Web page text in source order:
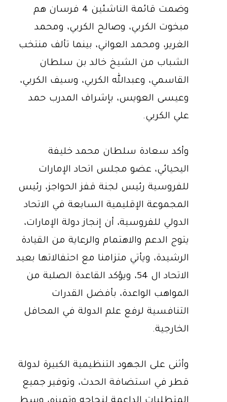
وضمت قائمة الناشئين 4 فرسان هم
مبخوت الكربي، وصالح الكربي، ومحمد
الغرير، ومحمد العواني، بينما تألف منتخب
الشباب من الشيخ خالد بن سلطان
القاسمي، وعبدالله الكربي، وسيف الكربي،
وعيسى العويس، بإشراف المدرب حمد
علي الكربي.
وأكد سعادة سلطان محمد خليفة
اليحيائي، عضو مجلس اتحاد الإمارات
للفروسية رئيس لجنة قفز الحواجز، رئيس
المجموعة الإقليمية السابعة في الاتحاد
الدولي للفروسية، أن إنجاز دولة الإمارات،
يتوج الدعم والاهتمام والرعاية من القيادة
الرشيدة، ويأتي متزامنا مع احتفالاتها بعيد
الاتحاد ال 54، ويؤكد القاعدة الصلبة من
المواهب الواعدة، بأفضل القدرات
التنافسية لرفع علم الدولة في المحافل
الخارجية.
وأثنى على الجهود التنظيمية الكبيرة لدولة
قطر في استضافة الحدث، وتوفير جميع